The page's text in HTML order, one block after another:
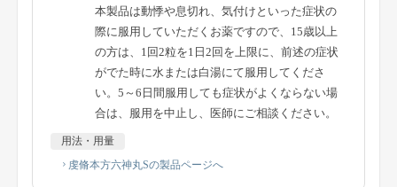
本製品は動悸や息切れ、気付けといった症状の
際に服用していただくお薬ですので、15歳以上
の方は、1回2粒を1日2回を上限に、前述の症状
がでた時に水または白湯にて服用してくださ
い。5～6日間服用しても症状がよくならない場
合は、服用を中止し、医師にご相談ください。
用法・用量
虔脩本方六神丸Sの製品ページへ